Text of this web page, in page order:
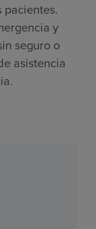
y
seguro o
asistencia